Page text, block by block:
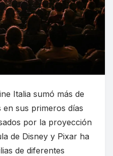
Italia sumó más de
en sus primeros días
por la proyección
de Disney y Pixar ha
de diferentes